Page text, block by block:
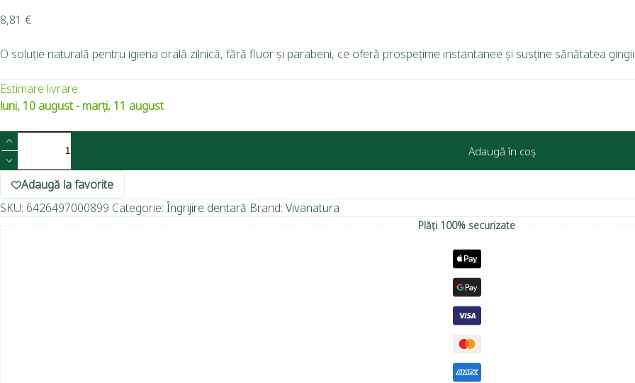
8,81 €
O soluție naturală pentru igiena orală zilnică, fără fluor și parabeni, ce oferă prospețime instantanee și susține sănătatea
Estimare livrare:
luni, 10 august - marți, 11 august
Adaugă în coș
Adaugă la favorite
SKU: 6426497000899 Categorie: Îngrijire dentară Brand: Vivanatura
Plăți 100% securizate